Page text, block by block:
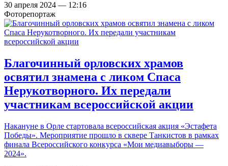
30 апреля 2024 — 12:16
Фоторепортаж
Благочинный орловских храмов
освятил знамена с ликом Спаса
Нерукотворного. Их передали
участникам всероссийской акции
Накануне в Орле стартовала всероссийская акция «Эстафета
Победы». Мероприятие прошло в сквере Танкистов в рамках
финала Всероссийского конкурса «Мои медиавыборы —
2024».